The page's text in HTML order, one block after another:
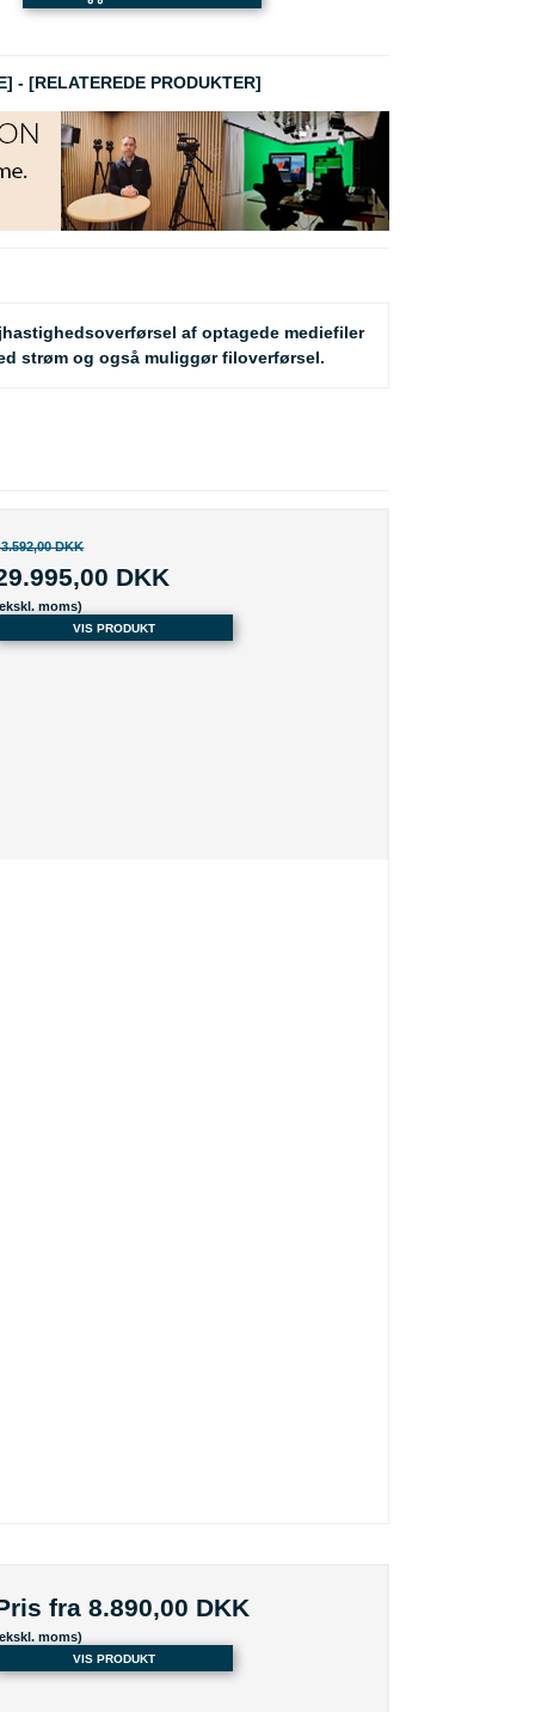
- [RELATEREDE PRODUKTER]
af optagede mediefiler
strøm og også muliggør filoverførsel.
DKK
DKK
moms)
VIS PRODUKT
fra8.890,00 DKK
moms)
VIS PRODUKT